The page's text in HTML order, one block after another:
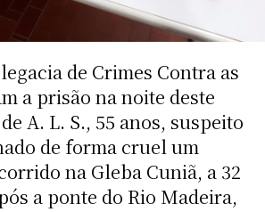
de Crimes Contra as
a prisão na noite deste
A. L. S., 55 anos, suspeito
de forma cruel um
na Gleba Cuniã, a 32
a ponte do Rio Madeira,